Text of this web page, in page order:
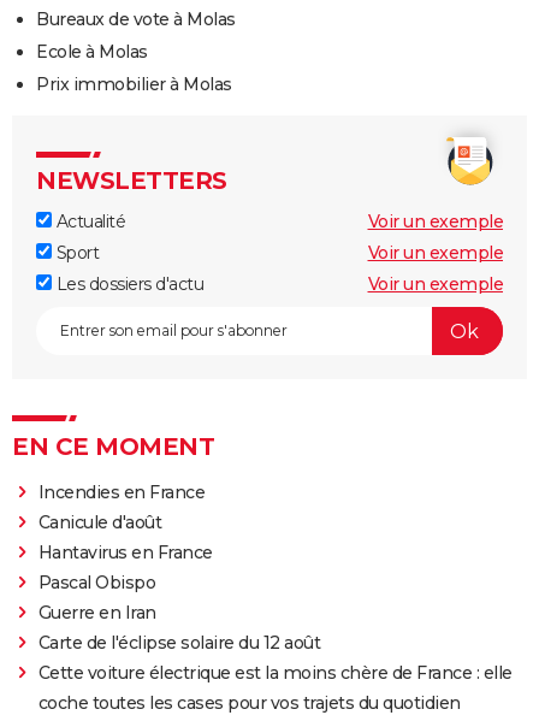
Bureaux de vote à Molas
Ecole à Molas
Prix immobilier à Molas
NEWSLETTERS
Actualité
Voir un exemple
Sport
Voir un exemple
Les dossiers d'actu
Voir un exemple
EN CE MOMENT
Incendies en France
Canicule d'août
Hantavirus en France
Pascal Obispo
Guerre en Iran
Carte de l'éclipse solaire du 12 août
Cette voiture électrique est la moins chère de France : elle
coche toutes les cases pour vos trajets du quotidien